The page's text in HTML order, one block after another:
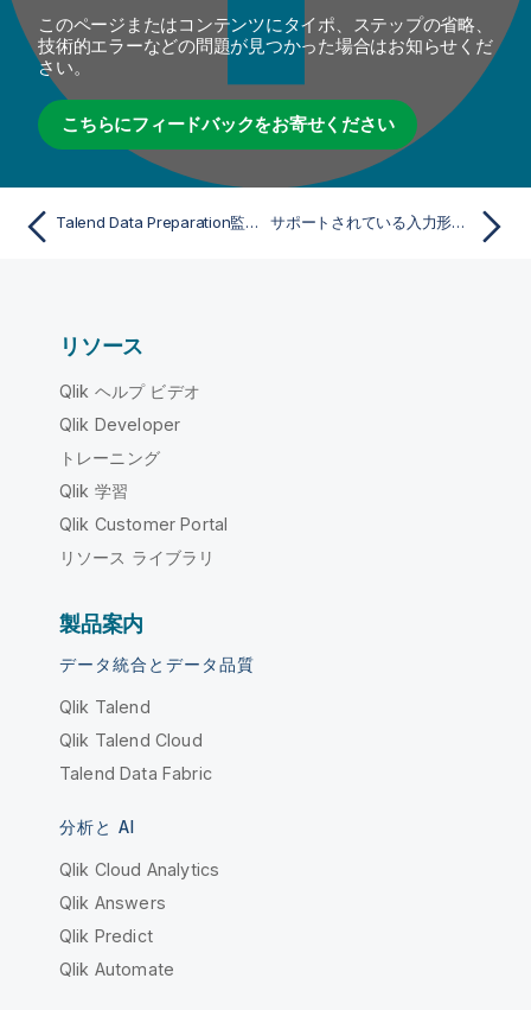
このページまたはコンテンツにタイポ、ステップの省略、
技術的エラーなどの問題が見つかった場合はお知らせくだ
さい。
こちらにフィードバックをお寄せください
Talend Data Preparation監査イベントのジェネリックプロパティ サポートされている入力形式と出力形式
リソース
Qlik ヘルプ ビデオ
Qlik Developer
トレーニング
Qlik 学習
Qlik Customer Portal
リソース ライブラリ
製品案内
データ統合とデータ品質
Qlik Talend
Qlik Talend Cloud
Talend Data Fabric
分析と AI
Qlik Cloud Analytics
Qlik Answers
Qlik Predict
Qlik Automate